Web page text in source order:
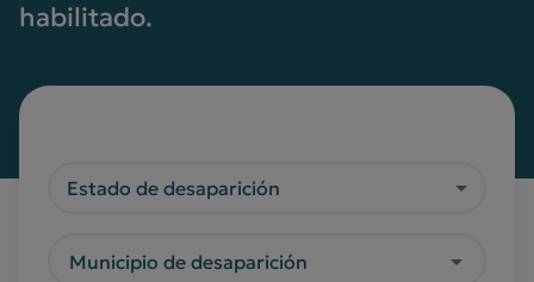
habilitado.
Estado de desaparición
Municipio de desaparición